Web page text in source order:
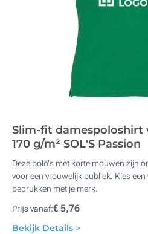
Slim-fit damespoloshirt
170 g/m² SOL'S Passion
Deze polo's met korte mouwen zijn
voor een vrouwelijk publiek. Kies
bedrukken met je merk.
Prijs vanaf:€ 5,76
Bekijk Details >